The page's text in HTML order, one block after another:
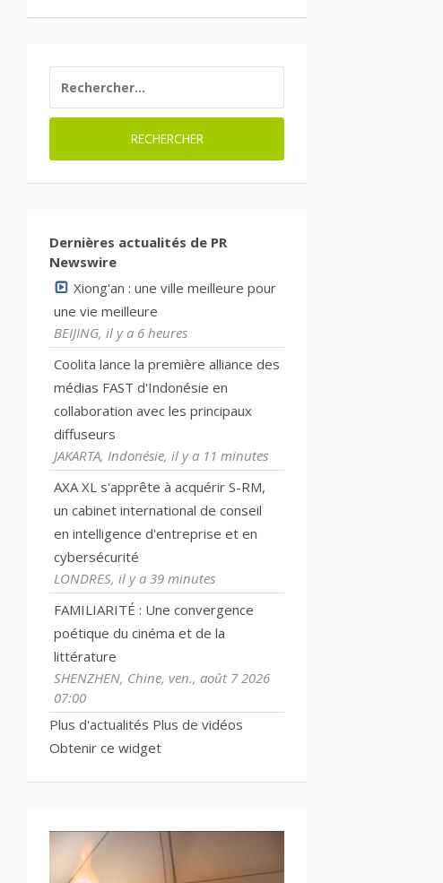
Dernières actualités de PR
Newswire
Xiong'an : une ville meilleure pour
une vie meilleure
BEIJING, il y a 6 heures
Coolita lance la première alliance des
médias FAST d'Indonésie en
collaboration avec les principaux
diffuseurs
JAKARTA, Indonésie, il y a 11 minutes
AXA XL s'apprête à acquérir S-RM,
un cabinet international de conseil
en intelligence d'entreprise et en
cybersécurité
LONDRES, il y a 39 minutes
FAMILIARITÉ : Une convergence
poétique du cinéma et de la
littérature
SHENZHEN, Chine, ven., août 7 2026
07:00
Plus d'actualités Plus de vidéos
Obtenir ce widget